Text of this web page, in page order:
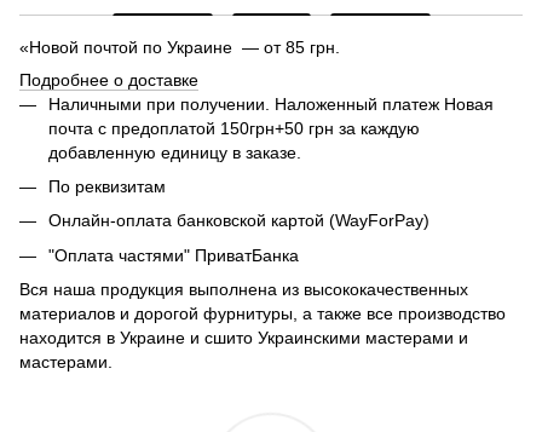
«Новой почтой по Украине — от 85 грн.
Подробнее о доставке
Наличными при получении. Наложенный платеж Новая
почта с предоплатой 150грн+50 грн за каждую
добавленную единицу в заказе.
По реквизитам
Онлайн-оплата банковской картой (WayForPay)
"Оплата частями" ПриватБанка
Вся наша продукция выполнена из высококачественных
материалов и дорогой фурнитуры, а также все производство
находится в Украине и сшито Украинскими мастерами и
мастерами.